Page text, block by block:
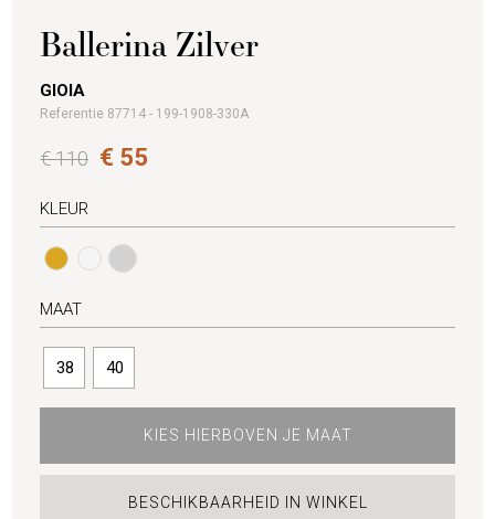
Ballerina Zilver
GIOIA
Referentie 87714 - 199-1908-330A
€ 110 € 55
KLEUR
MAAT
38 40
KIES HIERBOVEN JE MAAT
BESCHIKBAARHEID IN WINKEL